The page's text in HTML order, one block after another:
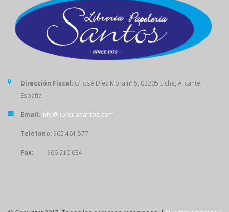
Dirección Fiscal: c/ José Díez Mora nº 5, 03205 Elche, Alicante,
España
Email: info@libreriasantos.com
Teléfono: 965 461 577
Fax: 966 210 634